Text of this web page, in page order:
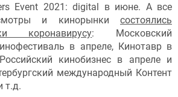
Event 2021: digital в июне. А все
и кинорынки состоялись
коронавирусу: Московский
в апреле, Кинотавр в
кинобизнес в апреле и
международный Контент
т.д.